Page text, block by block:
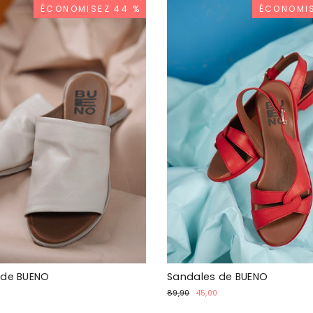
ÉCONOMISEZ 44 %
BUENO Sandales de BUENO
Prix
89,90
Prix
45,00